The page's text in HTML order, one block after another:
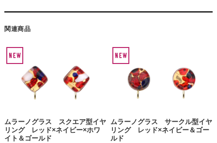
関連商品
ムラーノグラス スクエア型イヤ
リング レッド×ネイビー×ホワ
イト＆ゴールド
ムラーノグラス サークル型イヤ
リング レッド×ネイビー＆ゴー
ルド